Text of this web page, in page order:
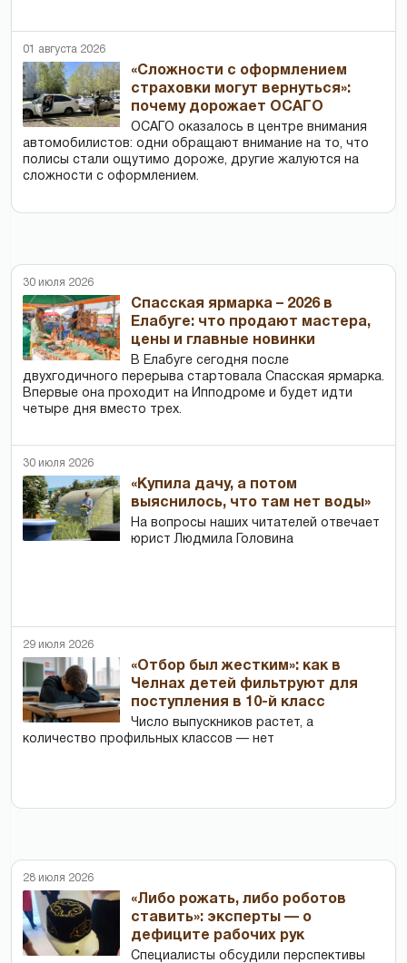
01 августа 2026
«Сложности с оформлением
страховки могут вернуться»:
почему дорожает ОСАГО
ОСАГО оказалось в центре внимания
автомобилистов: одни обращают внимание на то, что
полисы стали ощутимо дороже, другие жалуются на
сложности с оформлением.
30 июля 2026
Спасская ярмарка – 2026 в
Елабуге: что продают мастера,
цены и главные новинки
В Елабуге сегодня после
двухгодичного перерыва стартовала Спасская ярмарка.
Впервые она проходит на Ипподроме и будет идти
четыре дня вместо трех.
30 июля 2026
«Купила дачу, а потом
выяснилось, что там нет воды»
На вопросы наших читателей отвечает
юрист Людмила Головина
29 июля 2026
«Отбор был жестким»: как в
Челнах детей фильтруют для
поступления в 10-й класс
Число выпускников растет, а
количество профильных классов — нет
28 июля 2026
«Либо рожать, либо роботов
ставить»: эксперты — о
дефиците рабочих рук
Специалисты обсудили перспективы